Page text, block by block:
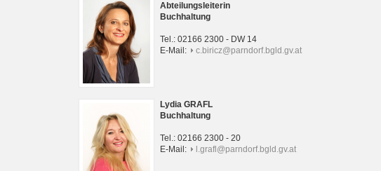
Abteilungsleiterin
Buchhaltung
Tel.: 02166 2300 - DW 14
E-Mail:
c.biricz@parndorf.bgld.gv.at
Lydia GRAFL
Buchhaltung
Tel.: 02166 2300 - 20
E-Mail:
l.grafl@parndorf.bgld.gv.at